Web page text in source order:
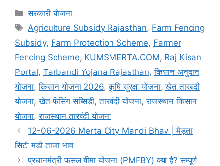
c
e
b
o
o
k
st
o
d
o
n
ai
l
e
Categories
सरकारी योजना
Tags
Agriculture Subsidy Rajasthan, Farm Fencing
Subsidy, Farm Protection Scheme, Farmer
Fencing Scheme, KUMSMERTA.COM, Raj Kisan
Portal, Tarbandi Yojana Rajasthan,किसान अनुदान
योजना,किसान योजना 2026,कृषि सुरक्षा योजना,खेत तारबंदी
योजना,खेत फेंसिंग सब्सिडी,तारबंदी योजना,राजस्थान किसान
योजना,राजस्थान तारबंदी योजना
12-06-2026 Merta City Mandi Bhav | मेड़ता
सिटी मंडी ताजा भाव
प्रधानमंत्री फसल बीमा योजना (PMFBY) क्या है? सम्पूर्ण